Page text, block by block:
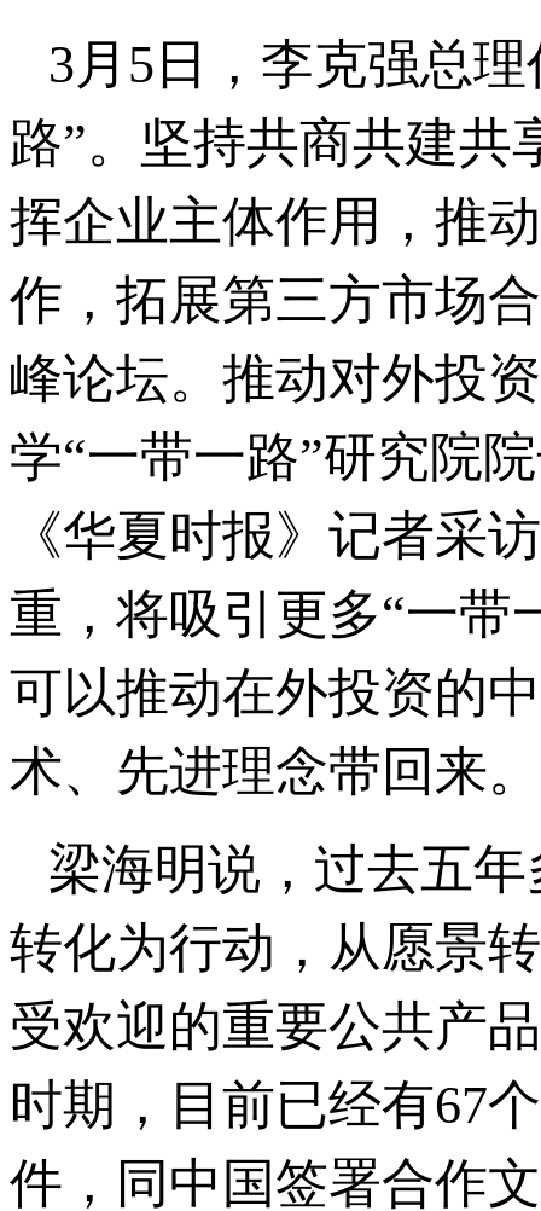
3月5日，李克强总
路”。坚持共商共建共
挥企业主体作用，推
作，拓展第三方市场
峰论坛。推动对外投
学“一带一路”研究院
《华夏时报》记者采
重，将吸引更多“一带
可以推动在外投资的
术、先进理念带回来。
梁海明说，过去五
转化为行动，从愿景
受欢迎的重要公共产
时期，目前已经有67
件，同中国签署合作